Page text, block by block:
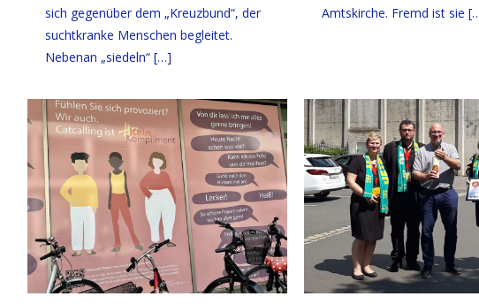
sich gegenüber dem „Kreuzbund“, der
suchtkranke Menschen begleitet.
Nebenan „siedeln“ […]
Amtskirche. Fremd ist sie